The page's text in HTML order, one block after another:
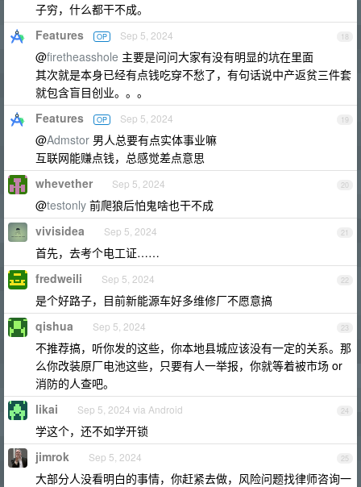
子穷，什么都干不成。
18
Features OP Sep 5, 2024
@firetheasshole 主要是问问大家有没有明显的坑在里面
其次就是本身已经有点钱吃穿不愁了，有句话说中产返贫三件套
就包含盲目创业。。。
19
Features OP Sep 5, 2024
@Admstor 男人总要有点实体事业嘛
互联网能赚点钱，总感觉差点意思
20
whevether Sep 5, 2024
@testonly 前爬狼后怕鬼啥也干不成
21
vivisidea Sep 5, 2024
首先，去考个电工证……
22
fredweili Sep 5, 2024
是个好路子，目前新能源车好多维修厂不愿意搞
23
qishua Sep 5, 2024
不推荐搞，听你发的这些，你本地县城应该没有一定的关系。那
么你改装原厂电池这些，只要有人一举报，你就等着被市场 or
消防的人查吧。
24
likai Sep 5, 2024 via Android
学这个，还不如学开锁
25
jimrok Sep 5, 2024
大部分人没看明白的事情，你赶紧去做，风险问题找律师咨询一